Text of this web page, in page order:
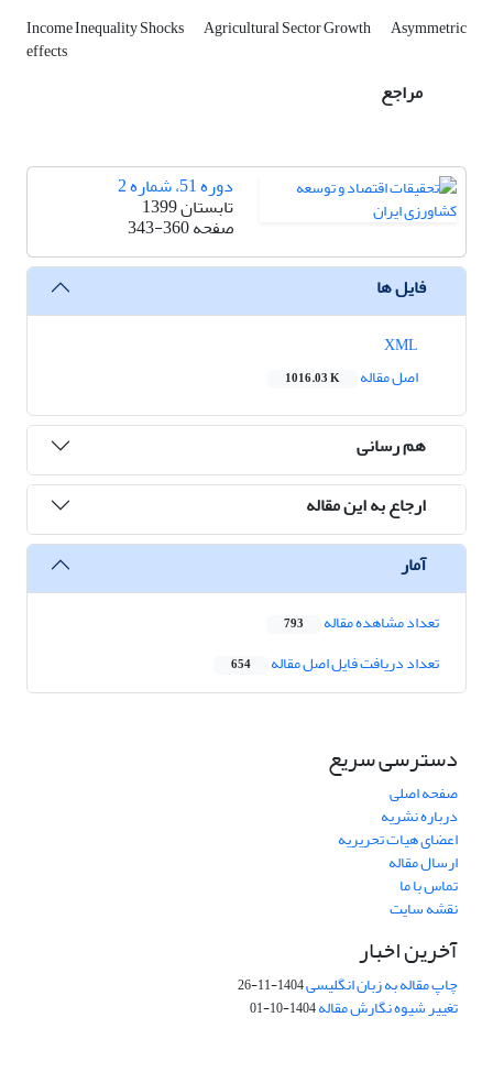
Income Inequality Shocks Agricultural Sector Growth Asymmetric
effects
مراجع
دوره 51، شماره 2
تابستان 1399
صفحه343-360
فایل ها
اصل مقاله
1016.03 K
هم رسانی
ارجاع به این مقاله
آمار
تعداد مشاهده مقاله 793
تعداد دریافت فایل اصل مقاله 654
دسترسی سریع
صفحه اصلی
درباره نشریه
اعضای هیات تحریریه
ارسال مقاله
تماس با ما
نقشه سایت
آخرین اخبار
چاپ مقاله به زبان انگلیسی1404-11-26
تغییر شیوه نگارش مقاله1404-10-01